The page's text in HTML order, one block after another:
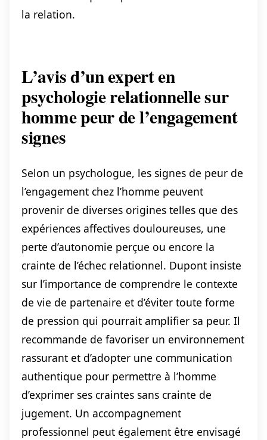
la relation.
L’avis d’un expert en
psychologie relationnelle sur
homme peur de l’engagement
signes
Selon un psychologue, les signes de peur de
l’engagement chez l’homme peuvent
provenir de diverses origines telles que des
expériences affectives douloureuses, une
perte d’autonomie perçue ou encore la
crainte de l’échec relationnel. Dupont insiste
sur l’importance de comprendre le contexte
de vie de partenaire et d’éviter toute forme
de pression qui pourrait amplifier sa peur. Il
recommande de favoriser un environnement
rassurant et d’adopter une communication
authentique pour permettre à l’homme
d’exprimer ses craintes sans crainte de
jugement. Un accompagnement
professionnel peut également être envisagé